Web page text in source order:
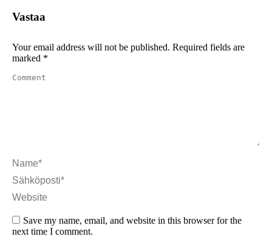
Vastaa
Your email address will not be published. Required fields are
marked *
Comment
Name *
Email *
Website
Save my name, email, and website in this browser for the
next time I comment.